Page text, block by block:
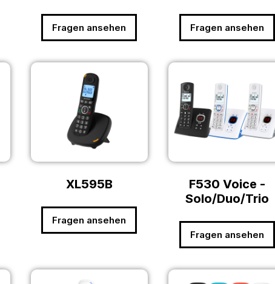
Fragen ansehen Fragen ansehen
XL595B
Fragen ansehen
F530 Voice -
Solo/Duo/Trio
Fragen ansehen